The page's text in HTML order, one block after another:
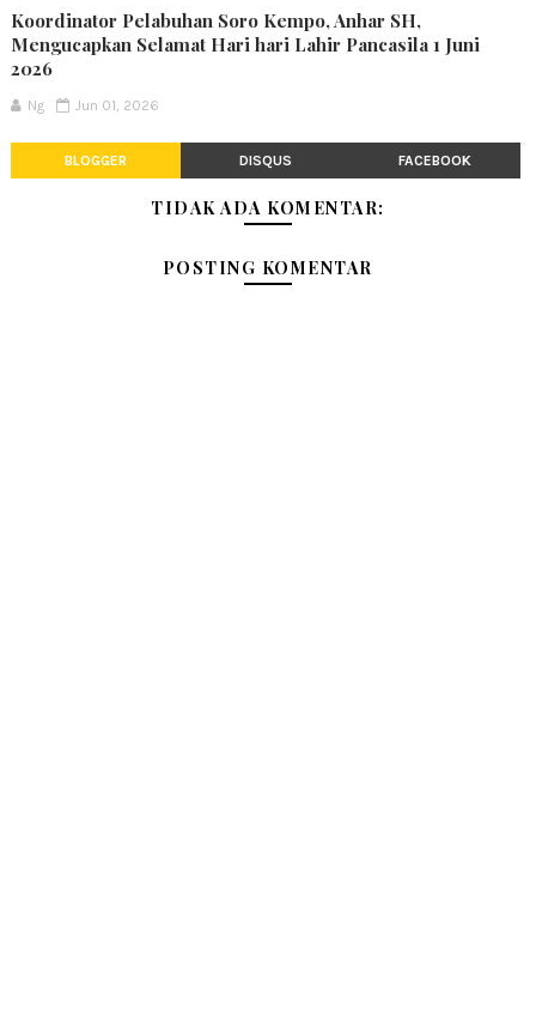
Koordinator Pelabuhan Soro Kempo, Anhar SH,
Mengucapkan Selamat Hari hari Lahir Pancasila 1 Juni
2026
Ng Jun 01, 2026
BLOGGER DISQUS FACEBOOK
TIDAK ADA KOMENTAR:
POSTING KOMENTAR